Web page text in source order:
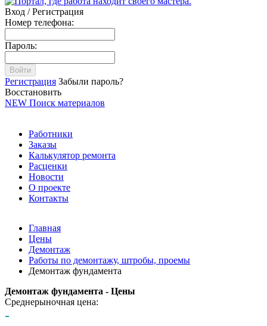
Вход / Регистрация
Номер телефона:
Пароль:
Войти
Регистрация Забыли пароль?
Восстановить
NEW Поиск материалов
Работники
Заказы
Калькулятор ремонта
Расценки
Новости
О проекте
Контакты
Главная
Цены
Демонтаж
Работы по демонтажу, штробы, проемы
Демонтаж фундамента
Демонтаж фундамента - Цены
Среднерыночная цена:
-